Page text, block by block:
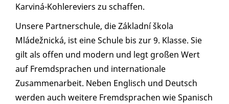
Karviná-Kohlereviers zu schaffen.
Unsere Partnerschule, die Základní škola
Mládežnická, ist eine Schule bis zur 9. Klasse. Sie
gilt als offen und modern und legt großen Wert
auf Fremdsprachen und internationale
Zusammenarbeit. Neben Englisch und Deutsch
werden auch weitere Fremdsprachen wie Spanisch